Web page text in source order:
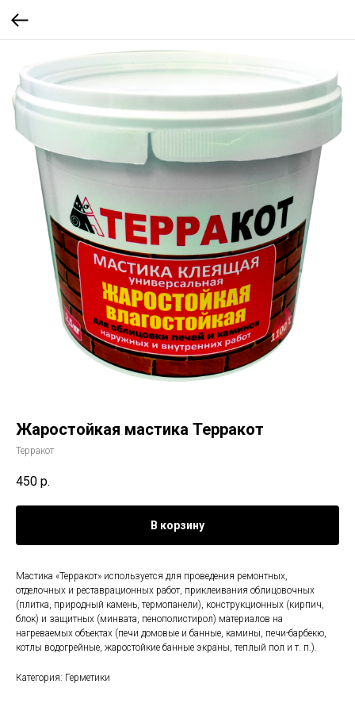
Жаростойкая мастика Терракот
Терракот
450 р.
В корзину
Мастика «Терракот» используется для проведения ремонтных,
отделочных и реставрационных работ, приклеивания облицовочных
(плитка, природный камень, термопанели), конструкционных (кирпич,
блок) и защитных (минвата, пенополистирол) материалов на
нагреваемых объектах (печи домовые и банные, камины, печи-барбекю,
котлы водогрейные, жаростойкие банные экраны, теплый пол и т. п.).
Категория: Герметики